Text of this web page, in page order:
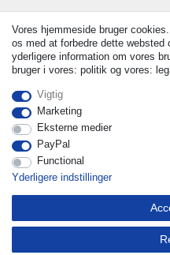
Vores hjemmeside bruger
os med at forbedre dette websted
yderligere information om vores
bruger i vores: politik og vores:
Vigtig
Marketing
Eksterne medier
PayPal
Functional
Yderligere indstillinger
Withdraw from